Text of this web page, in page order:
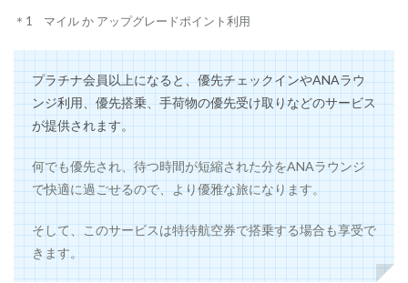
さ
、
時
間
の
短
縮
＆
ゆ
っ
た
り
で
き
る
＊1 マイル か アップグレードポイント利用
プラチナ会員以上になると、優先チェックインやANAラウ
ンジ利用、優先搭乗、手荷物の優先受け取りなどのサービス
が提供されます。
何でも優先され、待つ時間が短縮された分をANAラウンジ
で快適に過ごせるので、より優雅な旅になります。
そして、このサービスは特待航空券で搭乗する場合も享受で
きます。